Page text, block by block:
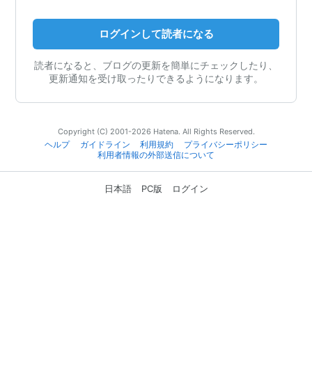
ログインして読者になる
読者になると、ブログの更新を簡単にチェックしたり、
更新通知を受け取ったりできるようになります。
Copyright (C) 2001-2026 Hatena. All Rights Reserved.
ヘルプ
ガイドライン 利用規約
プライバシーポリシー
利用者情報の外部送信について
日本語 PC版 ログイン